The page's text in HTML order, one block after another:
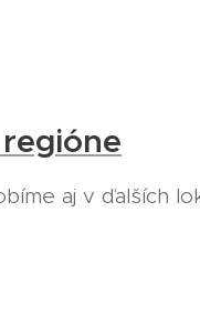
aj v ďalších